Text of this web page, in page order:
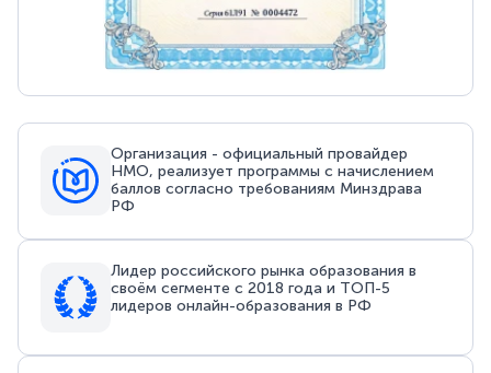
Организация - официальный провайдер
НМО, реализует программы с начислением
баллов согласно требованиям Минздрава
РФ
Лидер российского рынка образования в
своём сегменте с 2018 года и ТОП-5
лидеров онлайн-образования в РФ